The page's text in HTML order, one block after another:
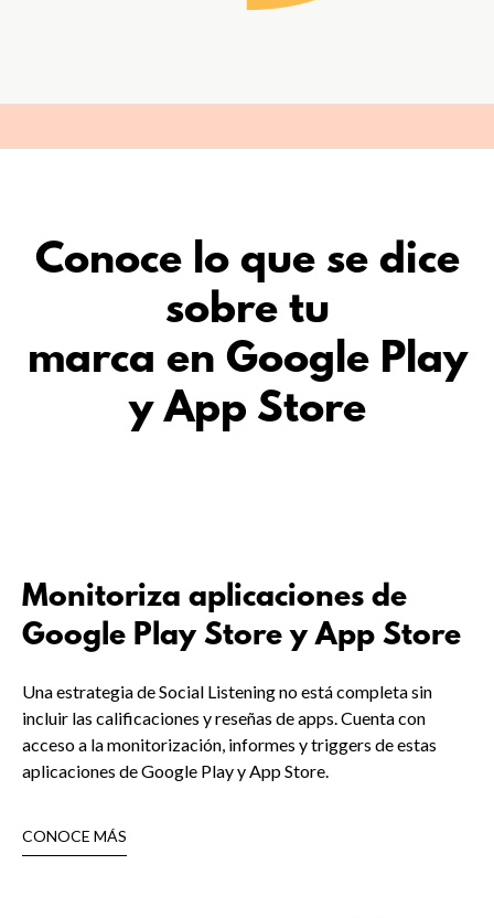
Conoce lo que se dice
sobre tu
marca en Google Play
y App Store
Monitoriza aplicaciones de
Google Play Store y App Store
Una estrategia de Social Listening no está completa sin
incluir las calificaciones y reseñas de apps. Cuenta con
acceso a la monitorización, informes y triggers de estas
aplicaciones de Google Play y App Store.
CONOCE MÁS